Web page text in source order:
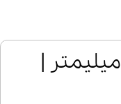
خرید یاتاقان UCFL 202 با شفت 15 میلیمتر |